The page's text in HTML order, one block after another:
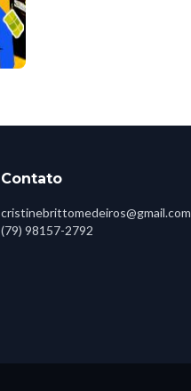
Contato
cristinebrittomedeiros@gmail.com
(79) 98157-2792